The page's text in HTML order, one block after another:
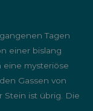
Tagen
einer bislang
mysteriöse
Gassen von
Stein ist übrig. Die